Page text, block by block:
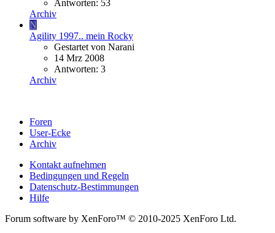
Antworten: 53
Archiv
N
Agility 1997.. mein Rocky
Gestartet von Narani
14 Mrz 2008
Antworten: 3
Archiv
Foren
User-Ecke
Archiv
Kontakt aufnehmen
Bedingungen und Regeln
Datenschutz-Bestimmungen
Hilfe
Forum software by XenForo™ © 2010-2025 XenForo Ltd.